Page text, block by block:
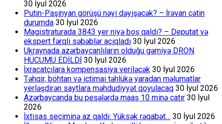
30 İyul 2026
Putin-Paşinyan görüşü nəyi dəyişəcək? – İrəvan çətin
durumda 30 İyul 2026
Magistraturada 3843 yer niyə boş qaldı? – Deputat və
ekspert fərqli səbəblər açıqladı 30 İyul 2026
Ukraynada azərbaycanlıların olduğu gəmiyə DRON
HÜCUMU EDİLDİ 30 İyul 2026
İxracatçılara kompensasiya veriləcək 30 İyul 2026
Təhqir, böhtan və ictimai təhlükə yaradan məlumatlar
yerləşdirən saytlara məhdudiyyət qoyulacaq 30 İyul 2026
Azərbaycanda bu peşələrdə maaş 10 minə çatır 30 İyul
2026
İxtisas seçiminə az qaldı: Yüksək rəqabət… 30 İyul 2026